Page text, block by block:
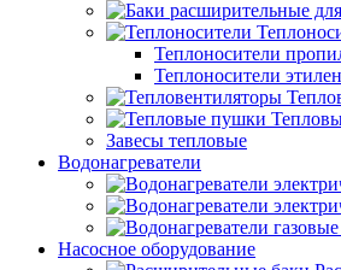
Теплоносители
Теплоносители
Завесы тепловые
Водонагреватели
Насосное оборудование